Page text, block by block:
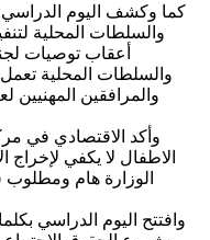
كما وكشف اليوم الدراسي
والسلطات المحلية
أعقاب توصيات
والسلطات المحلية
والمرافقين المهنيين
وأكد الاقتصادي في
الاطفال لا يكفي
الوزارة هام
وافتتح اليوم الدراسي